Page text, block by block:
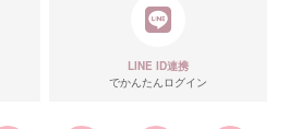
LINE ID連携
でかんたんログイン